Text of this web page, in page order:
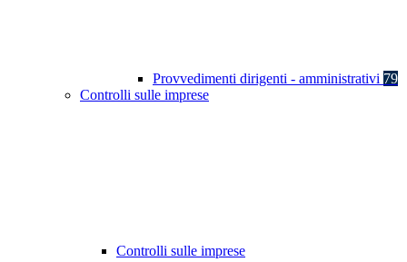
Provvedimenti dirigenti - amministrativi 79
Controlli sulle imprese
Controlli sulle imprese